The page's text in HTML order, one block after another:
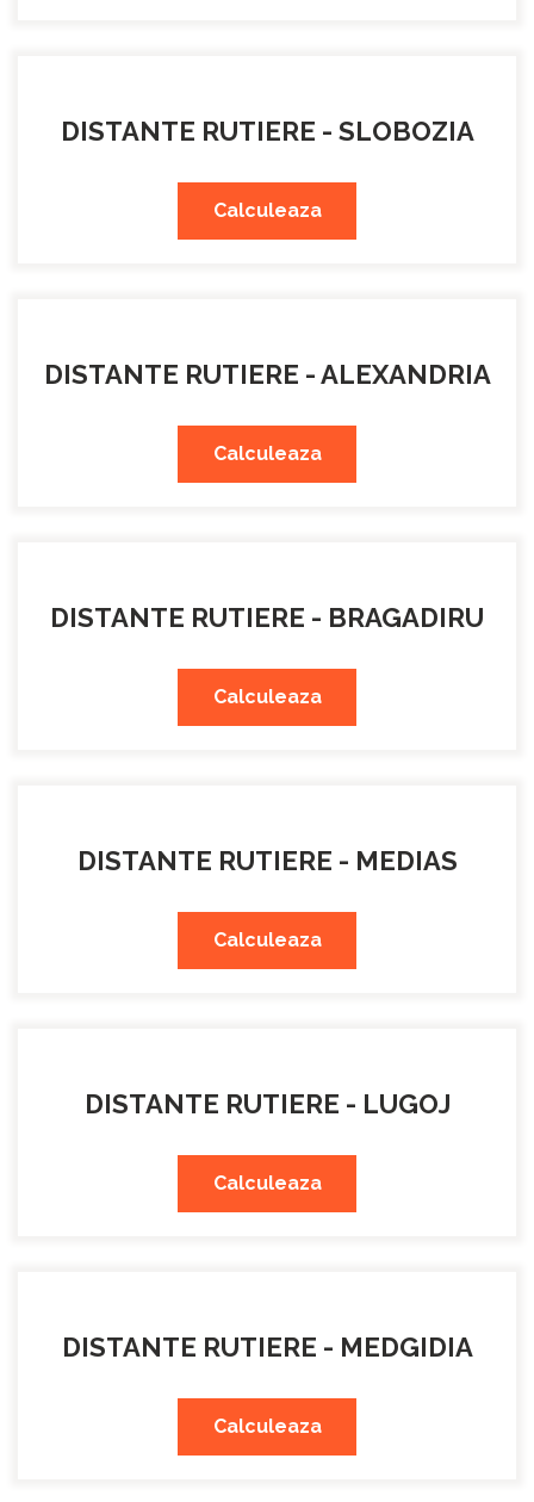
DISTANTE RUTIERE - SLOBOZIA
Calculeaza
DISTANTE RUTIERE - ALEXANDRIA
Calculeaza
DISTANTE RUTIERE - BRAGADIRU
Calculeaza
DISTANTE RUTIERE - MEDIAS
Calculeaza
DISTANTE RUTIERE - LUGOJ
Calculeaza
DISTANTE RUTIERE - MEDGIDIA
Calculeaza